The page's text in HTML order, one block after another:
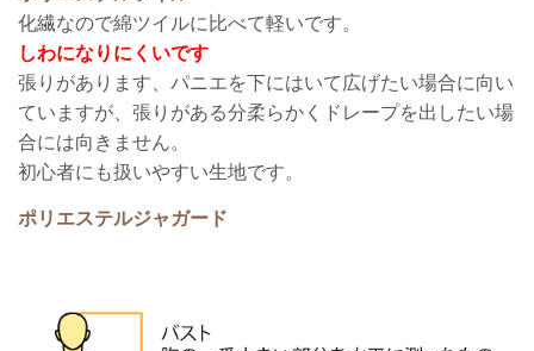
化繊なので綿ツイルに比べて軽いです。
しわになりにくいです
張りがあります、パニエを下にはいて広げたい場合に向い
ていますが、張りがある分柔らかくドレープを出したい場
合には向きません。
初心者にも扱いやすい生地です。
ポリエステルジャガード